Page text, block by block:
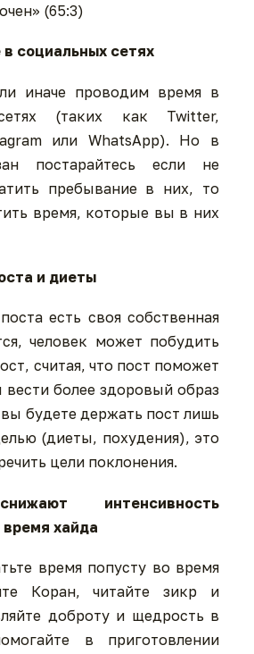
(65:3)
социальных сетях
иначе проводим время в
(таких как Twitter,
или WhatsApp). Но в
постарайтесь если не
пребывание в них, то
время, которые вы в них
и диеты
есть своя собственная
человек может побудить
считая, что пост поможет
вести более здоровый образ
будете держать пост лишь
(диеты, похудения), это
цели поклонения.
интенсивность
хайда
время попусту во время
Коран, читайте зикр и
доброту и щедрость в
в приготовлении